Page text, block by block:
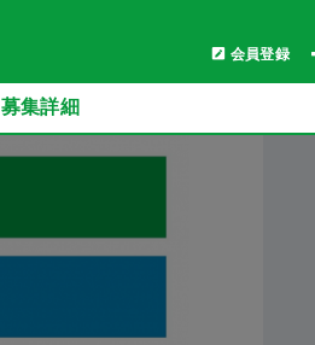
会員登録
募集詳細